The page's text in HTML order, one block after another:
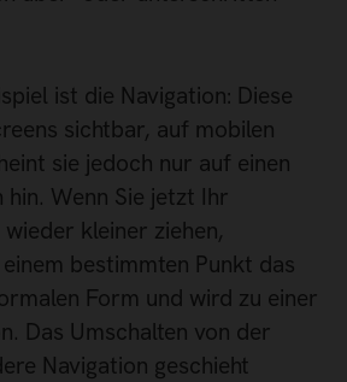
ist die Navigation: Diese
sichtbar, auf mobilen
sie jedoch nur auf einen
Wenn Sie jetzt Ihr
kleiner ziehen,
bestimmten Punkt das
Form und wird zu einer
Das Umschalten von der
Navigation geschieht